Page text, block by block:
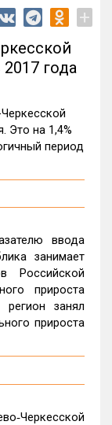
+
года
Это на 1,4%
период
ввода
занимает
Российской
прироста
занял
прироста